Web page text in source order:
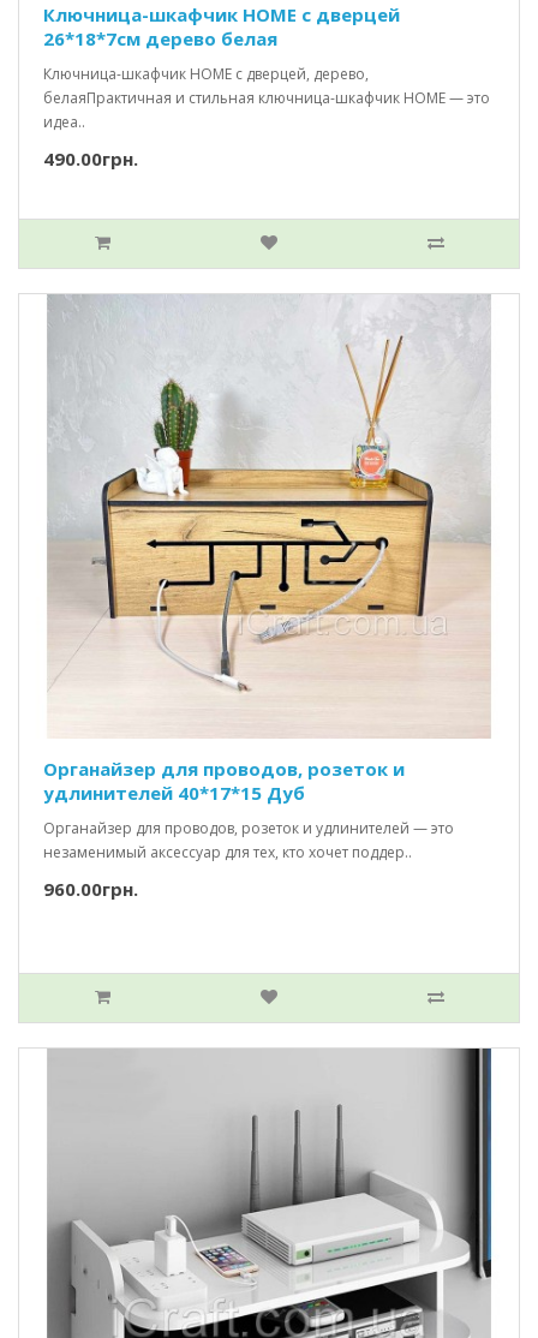
Ключница-шкафчик HOME c дверцей
26*18*7см дерево белая
Ключница-шкафчик HOME с дверцей, дерево,
белаяПрактичная и стильная ключница-шкафчик HOME — это
идеа..
490.00грн.
Органайзер для проводов, розеток и
удлинителей 40*17*15 Дуб
Органайзер для проводов, розеток и удлинителей — это
незаменимый аксессуар для тех, кто хочет поддер..
960.00грн.